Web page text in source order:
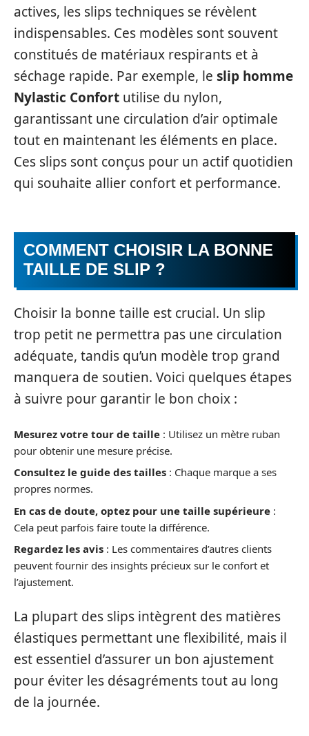
actives, les slips techniques se révèlent
indispensables. Ces modèles sont souvent
constitués de matériaux respirants et à
séchage rapide. Par exemple, le slip homme
Nylastic Confort utilise du nylon,
garantissant une circulation d’air optimale
tout en maintenant les éléments en place.
Ces slips sont conçus pour un actif quotidien
qui souhaite allier confort et performance.
COMMENT CHOISIR LA BONNE
TAILLE DE SLIP ?
Choisir la bonne taille est crucial. Un slip
trop petit ne permettra pas une circulation
adéquate, tandis qu’un modèle trop grand
manquera de soutien. Voici quelques étapes
à suivre pour garantir le bon choix :
Mesurez votre tour de taille : Utilisez un mètre ruban
pour obtenir une mesure précise.
Consultez le guide des tailles : Chaque marque a ses
propres normes.
En cas de doute, optez pour une taille supérieure :
Cela peut parfois faire toute la différence.
Regardez les avis : Les commentaires d’autres clients
peuvent fournir des insights précieux sur le confort et
l’ajustement.
La plupart des slips intègrent des matières
élastiques permettant une flexibilité, mais il
est essentiel d’assurer un bon ajustement
pour éviter les désagréments tout au long
de la journée.